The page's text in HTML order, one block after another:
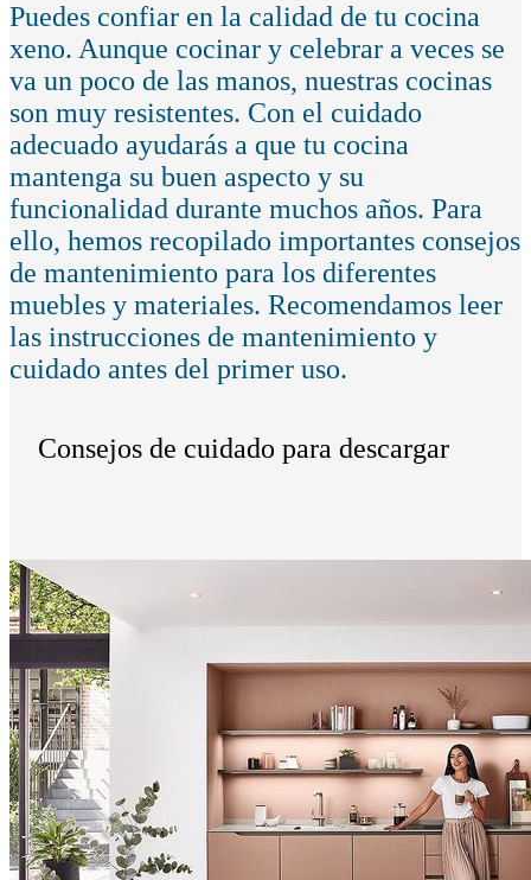
Puedes confiar en la calidad de tu cocina
xeno. Aunque cocinar y celebrar a veces se
va un poco de las manos, nuestras cocinas
son muy resistentes. Con el cuidado
adecuado ayudarás a que tu cocina
mantenga su buen aspecto y su
funcionalidad durante muchos años. Para
ello, hemos recopilado importantes consejos
de mantenimiento para los diferentes
muebles y materiales. Recomendamos leer
las instrucciones de mantenimiento y
cuidado antes del primer uso.
Consejos de cuidado para descargar